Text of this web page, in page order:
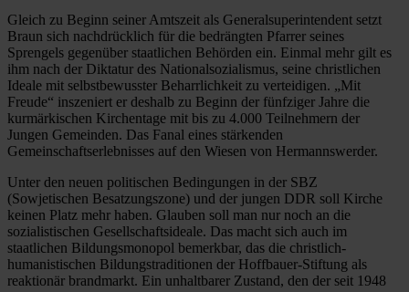
Gleich zu Beginn seiner Amtszeit als Generalsuperintendent setzt
Braun sich nachdrücklich für die bedrängten Pfarrer seines
Sprengels gegenüber staatlichen Behörden ein. Einmal mehr gilt es
ihm nach der Diktatur des Nationalsozialismus, seine christlichen
Ideale mit selbstbewusster Beharrlichkeit zu verteidigen. „Mit
Freude“ inszeniert er deshalb zu Beginn der fünfziger Jahre die
kurmärkischen Kirchentage mit bis zu 4.000 Teilnehmern der
Jungen Gemeinden. Das Fanal eines stärkenden
Gemeinschaftserlebnisses auf den Wiesen von Hermannswerder.
Unter den neuen politischen Bedingungen in der SBZ
(Sowjetischen Besatzungszone) und der jungen DDR soll Kirche
keinen Platz mehr haben. Glauben soll man nur noch an die
sozialistischen Gesellschaftsideale. Das macht sich auch im
staatlichen Bildungsmonopol bemerkbar, das die christlich-
humanistischen Bildungstraditionen der Hoffbauer-Stiftung als
reaktionär brandmarkt. Ein unhaltbarer Zustand, den der seit 1948